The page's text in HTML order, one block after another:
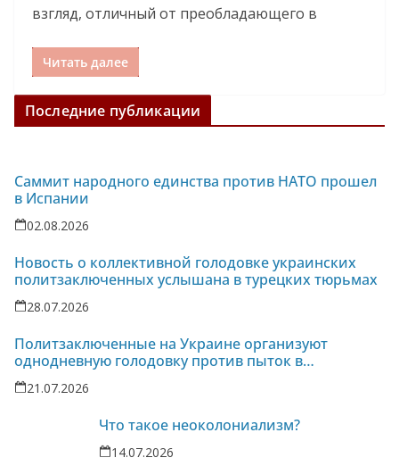
взгляд, отличный от преобладающего в
Читать далее
Последние публикации
Саммит народного единства против НАТО прошел
в Испании
02.08.2026
Новость о коллективной голодовке украинских
политзаключенных услышана в турецких тюрьмах
28.07.2026
Политзаключенные на Украине организуют
однодневную голодовку против пыток в
колонии-86
21.07.2026
Что такое неоколониализм?
14.07.2026